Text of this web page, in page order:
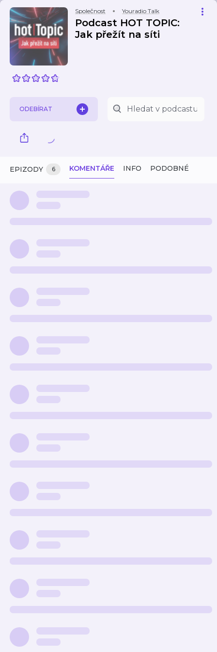
Společnost Youradio Talk
Podcast HOT TOPIC:
Jak přežít na síti
ODEBÍRAT
EPIZODY 6 KOMENTÁŘE INFO PODOBNÉ